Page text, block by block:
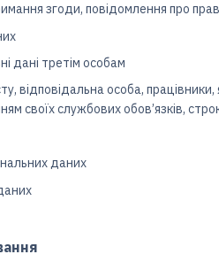
згоди, повідомлення про
дані третім особам
відповідальна особа,
своїх службових обов’язків,
даних